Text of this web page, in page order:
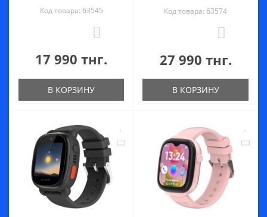
Код товара: 63545
17 990 тнг.
В КОРЗИНУ
Код товара: 63574
27 990 тнг.
В КОРЗИНУ